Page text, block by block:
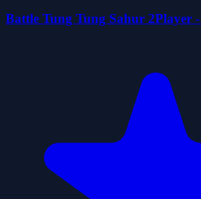
Battle Tung Tung Sahur 2Player